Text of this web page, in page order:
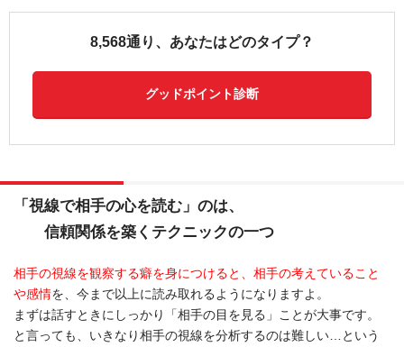
8,568通り、あなたはどのタイプ？
グッドポイント診断
「視線で相手の心を読む」のは、
信頼関係を築くテクニックの一つ
相手の視線を観察する癖を身につけると、相手の考えていること
や感情を、今まで以上に読み取れるようになりますよ。
まずは話すときにしっかり「相手の目を見る」ことが大事です。
と言っても、いきなり相手の視線を分析するのは難しい…という